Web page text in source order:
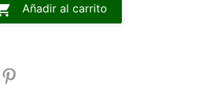
Añadir al carrito